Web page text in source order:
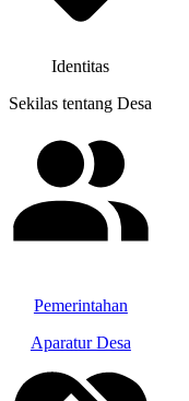
Identitas
Sekilas tentang Desa
Pemerintahan
Aparatur Desa